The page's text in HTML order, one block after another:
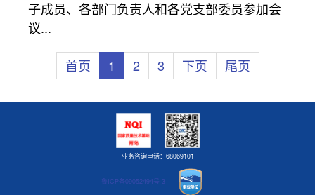
子成员、各部门负责人和各党支部委员参加会
议...
首页 1 2 3 下页 尾页
业务咨询电话：68069101
鲁ICP备09052494号-3